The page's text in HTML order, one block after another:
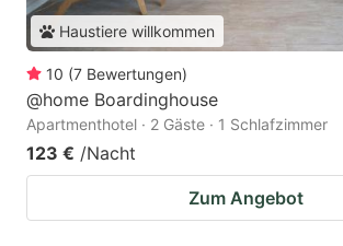
Haustiere willkommen
10 (7 Bewertungen)
@home Boardinghouse
Apartmenthotel · 2 Gäste · 1 Schlafzimmer
123 € /Nacht
Zum Angebot